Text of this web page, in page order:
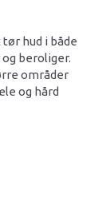
hud i både
beroliger.
områder
og hård